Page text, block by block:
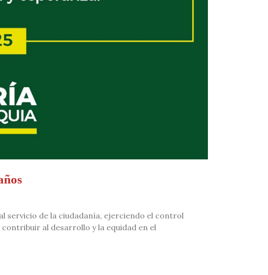
servicio de la ciudadanía, ejerciendo el control
al desarrollo y la equidad en el